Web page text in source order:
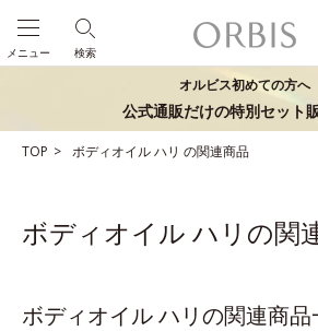
検索
メニュー
オルビス初めての方へ
公式通販だけの特別セット
TOP ボディオイルハリ の関連商品
ボディオイル ハリの関
ボディオイル ハリの関連商